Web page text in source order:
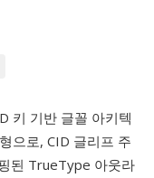
키 기반 글꼴 아키텍
으로, CID 글리프 주
된 TrueType 아웃라